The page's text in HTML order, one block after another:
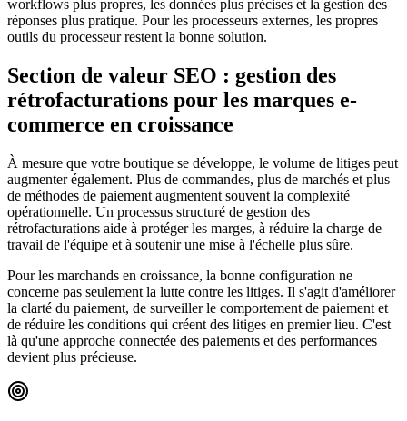
workflows plus propres, les données plus précises et la gestion des
réponses plus pratique. Pour les processeurs externes, les propres
outils du processeur restent la bonne solution.
Section de valeur SEO : gestion des
rétrofacturations pour les marques e-
commerce en croissance
À mesure que votre boutique se développe, le volume de litiges peut
augmenter également. Plus de commandes, plus de marchés et plus
de méthodes de paiement augmentent souvent la complexité
opérationnelle. Un processus structuré de gestion des
rétrofacturations aide à protéger les marges, à réduire la charge de
travail de l'équipe et à soutenir une mise à l'échelle plus sûre.
Pour les marchands en croissance, la bonne configuration ne
concerne pas seulement la lutte contre les litiges. Il s'agit d'améliorer
la clarté du paiement, de surveiller le comportement de paiement et
de réduire les conditions qui créent des litiges en premier lieu. C'est
là qu'une approche connectée des paiements et des performances
devient plus précieuse.